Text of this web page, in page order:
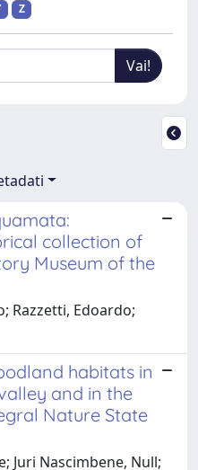
Z
collection of
Museum of the
Razzetti, Edoardo;
habitats in
and in the
Nature State
Juri Nascimbene, Null;